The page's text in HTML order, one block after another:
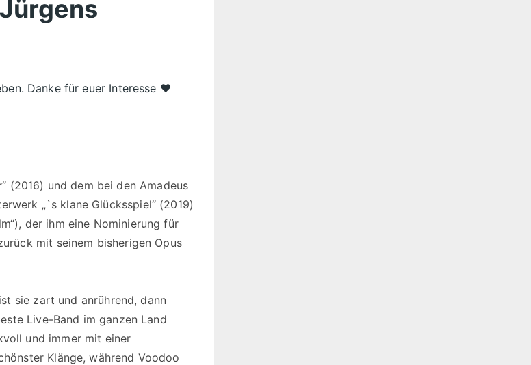
Danke für euer Interesse ❤️
(2016) und dem bei den Amadeus
„`s klane Glücksspiel“ (2019)
der ihm eine Nominierung für
mit seinem bisherigen Opus
sie zart und anrührend, dann
Live-Band im ganzen Land
und immer mit einer
Klänge, während Voodoo